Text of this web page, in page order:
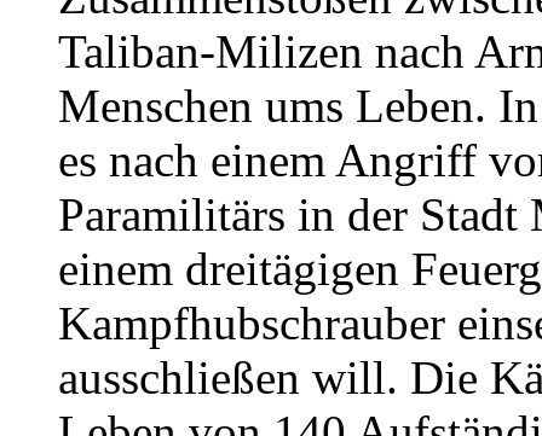
Taliban-Milizen nach
Menschen ums Leben.
es nach einem Angriff
Paramilitärs in der
einem dreitägigen
Kampfhubschrauber
ausschließen will. Die